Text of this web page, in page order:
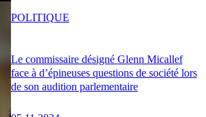
Le commissaire désigné Glenn Micallef
face à d’épineuses questions de société lors
de son audition parlementaire
POLITIQUE